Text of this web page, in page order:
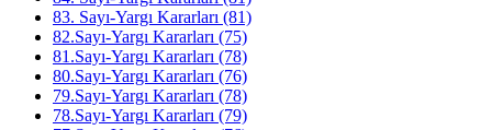
83. Sayı-Yargı Kararları (81)
82.Sayı-Yargı Kararları (75)
81.Sayı-Yargı Kararları (78)
80.Sayı-Yargı Kararları (76)
79.Sayı-Yargı Kararları (78)
78.Sayı-Yargı Kararları (79)